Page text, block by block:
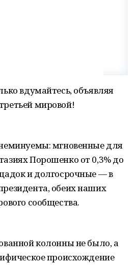
вдумайтесь, объявляя
мировой!
мгновенные для
Порошенко от 0,3% до
и долгосрочные — в
обеих наших
сообщества.
колонны не было, а
происхождение